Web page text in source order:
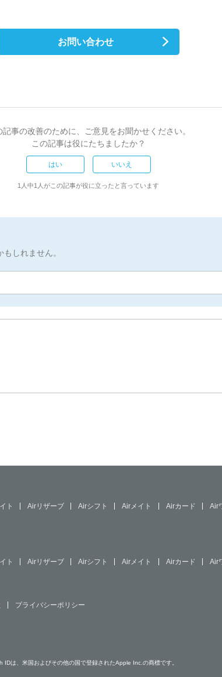
お問い合わせ
記事の改善のために、ご意見をお聞かせください。
この記事は役にたちましたか？
はい いいえ
1人中1人がこの記事が役に立ったと言っています
しれません。
ト Airリザーブ Airシフト Airメイト Airカード Air
ト Airリザーブ Airシフト Airメイト Airカード Air
プライバシーポリシー
は、米国およびその他の国で登録されたApple Inc.の商標です。